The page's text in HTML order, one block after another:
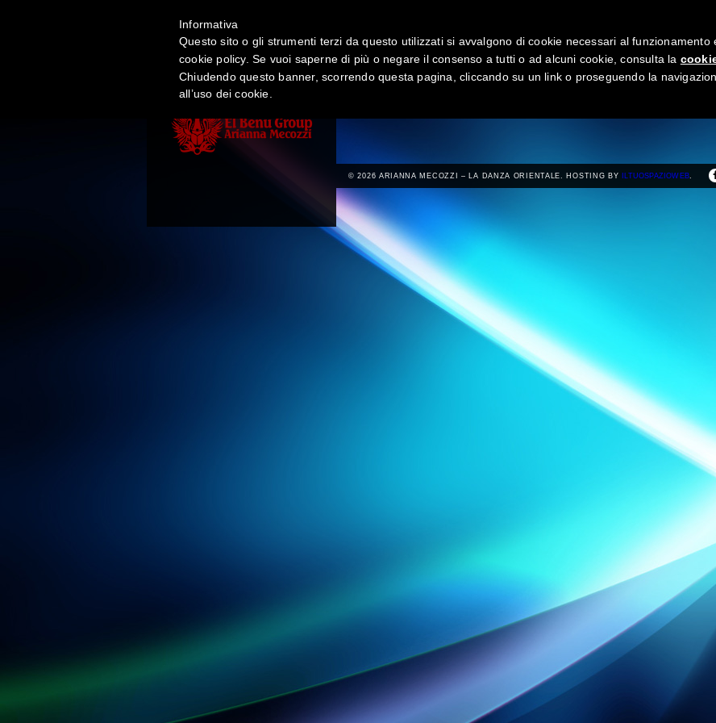
HOME ABOUT BLOG GALLERIA BENU CONTATTI ORARI
© 2026 ARIANNA MECOZZI – LA DANZA ORIENTALE. HOSTING BY ILTUOSPAZIOWEB.
Informativa
Questo sito o gli strumenti terzi da questo utilizzati si avvalgono di cookie necessari al
cookie policy. Se vuoi saperne di più o negare il consenso a tutti o ad alcuni cookie, consulta la
Chiudendo questo banner, scorrendo questa pagina, cliccando su un link o proseguendo la
all’uso dei cookie.